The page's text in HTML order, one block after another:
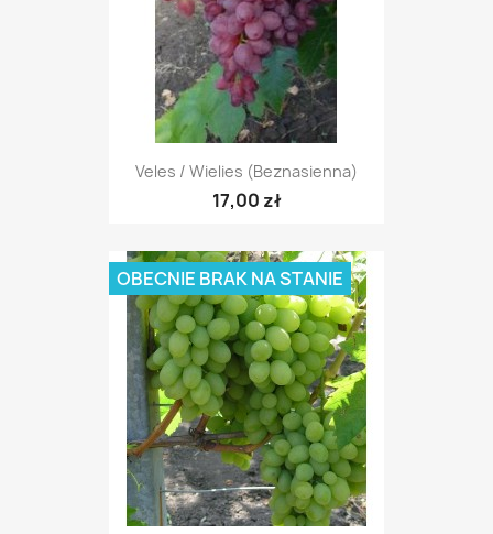
Veles / Wielies (beznasienna)
17,00 zł
OBECNIE BRAK NA STANIE